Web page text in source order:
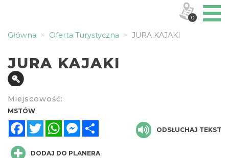
Główna Oferta Turystyczna JURA KAJAKI
JURA KAJAKI
Miejscowość:
MSTÓW
FacebookTwitterWhatsAppMessenger
ODSŁUCHAJ TEKST
DODAJ DO PLANERA
0